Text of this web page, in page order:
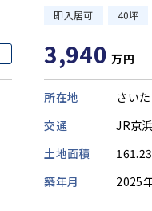
即入居可 40坪
3,940 万円
所在地
さい
交通
JR京
土地面積
築年月
2025